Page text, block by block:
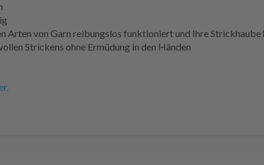
Arten von Garn reibungslos funktioniert und Ihre Strickhaube
Strickens ohne Ermüdung in den Händen